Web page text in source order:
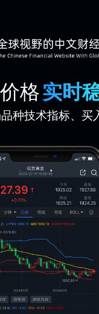
格实时
种技术指标、买